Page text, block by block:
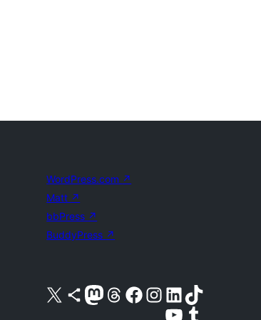
WordPress.com ↗
Matt ↗
bbPress ↗
BuddyPress ↗
Bezoek ons X (voorheen Twitter) account
Bezoek ons Bluesky account
Bezoek ons Mastodon account
Bezoek ons Threads account
Onze Facebook pagina bezoeken
Bezoek ons Instagram account
Bezoek ons LinkedIn account
Bezoek ons TikTok account
Bezoek ons YouTube kanaalBezoek ons Tumblr account